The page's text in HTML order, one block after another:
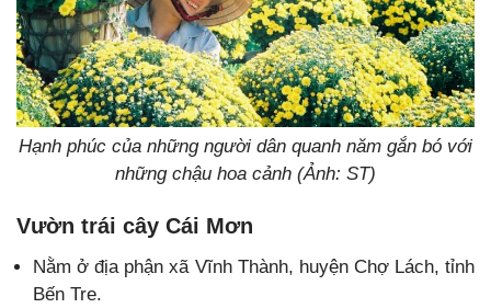
Hạnh phúc của những người dân quanh năm gắn bó với
những chậu hoa cảnh (Ảnh: ST)
Vườn trái cây Cái Mơn
Nằm ở địa phận xã Vĩnh Thành, huyện Chợ Lách, tỉnh
Bến Tre.